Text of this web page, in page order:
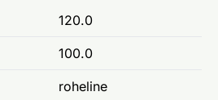
120.0
100.0
roheline